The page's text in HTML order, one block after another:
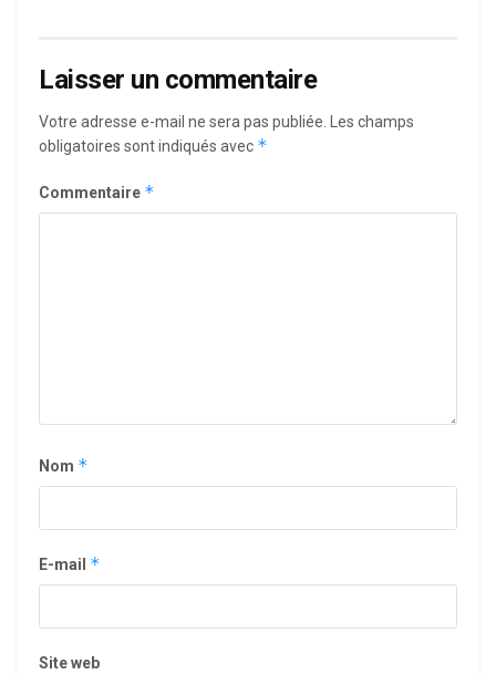
Laisser un commentaire
Votre adresse e-mail ne sera pas publiée. Les champs
obligatoires sont indiqués avec *
Commentaire *
Nom *
E-mail *
Site web